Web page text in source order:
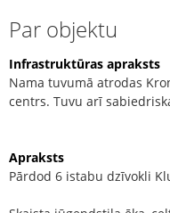
Par objektu
Infrastruktūras apraksts
Nama tuvumā atrodas
centrs. Tuvu arī
Apraksts
Pārdod 6 istabu dzīvokli